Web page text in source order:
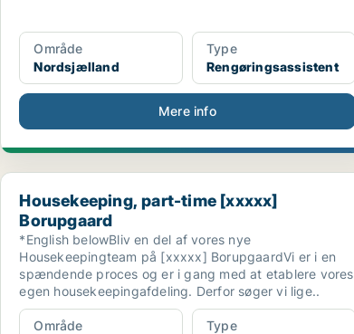
Område
Nordsjælland
Type
Rengøringsassistent
Mere info
Housekeeping, part-time [xxxxx] Borupgaard
Housekeeping, part-time [xxxxx]
Borupgaard
*English belowBliv en del af vores nye
Housekeepingteam på [xxxxx] BorupgaardVi er i en
spændende proces og er i gang med at etablere vores
egen housekeepingafdeling. Derfor søger vi lige..
Område
Type